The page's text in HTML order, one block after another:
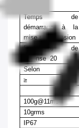
Temps de
démarrage à la
mise sous tension
Fréquence de
réponse 20
Selon
≥
≥100
100g@11ms
10grms
IP67